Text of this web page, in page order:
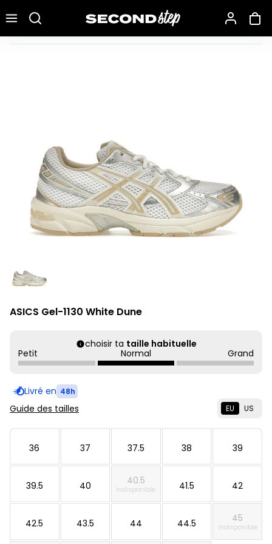
ASICS Gel-1130 White Dune
ASICS Gel-1130 White Dune
choisir ta taille habituelle
Petit
Normal Grand
Livré en 48h
Guide des tailles EU US
36 37 37.5 38 39
39.5 40 40.5
Indisponible 41.5 42
42.5 43.5 44 44.5 45
Indisponible